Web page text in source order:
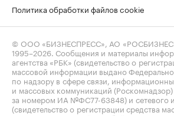
Политика обработки файлов cookie
© ООО «БИЗНЕСПРЕСС», АО
1995–2026. Сообщения и материалы
агентства «РБК» (свидетельство о
массовой информации выдано
по надзору в сфере связи,
и массовых коммуникаций (Роскомнадзор)
за номером ИА №ФС77-63848) и сетевого
(свидетельство о регистрации средства